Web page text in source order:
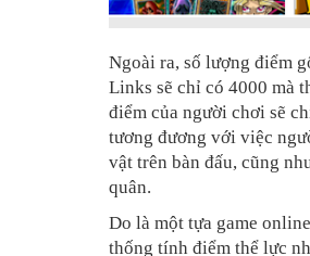
Ngoài ra, số lượng điểm
Links sẽ chỉ có 4000 mà
điểm của người chơi sẽ
tương đương với việc
vật trên bàn đấu, cũng
quân.
Do là một tựa game
thống tính điểm thể lực